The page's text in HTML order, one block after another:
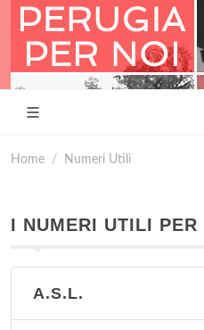
Home Numeri Utili
I NUMERI UTILI PER
A.S.L.